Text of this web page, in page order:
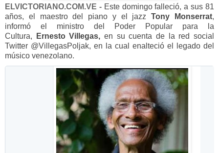
ELVICTORIANO.COM.VE - Este domingo falleció, a sus 81
años, el maestro del piano y el jazz
Tony Monserrat,
informó el ministro del Poder Popular para la
Cultura,
Ernesto Villegas,en su cuenta de la red social
Twitter @VillegasPoljak, en la cual enalteció el legado del
músico venezolano.
Información y privacidad de Twitter Ads